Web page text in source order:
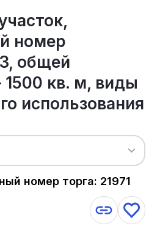
номер
общей
кв. м, виды
использования
номер торга: 21971